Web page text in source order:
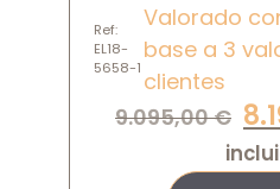
Ref:
EL18-
5658-1
Valorado
base a 3
clientes
9.095,00€